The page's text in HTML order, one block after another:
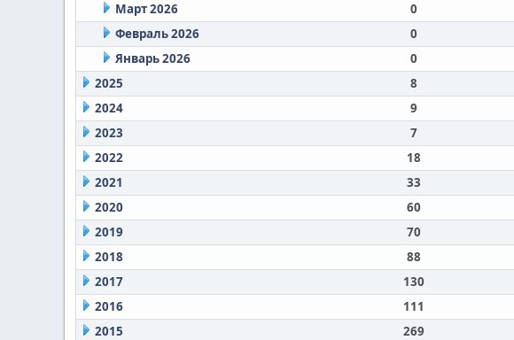
Март 2026
0
Февраль 2026
0
Январь 2026
0
2025
8
2024
9
2023
7
2022
18
2021
33
2020
60
2019
70
2018
88
2017
130
2016
111
2015
269